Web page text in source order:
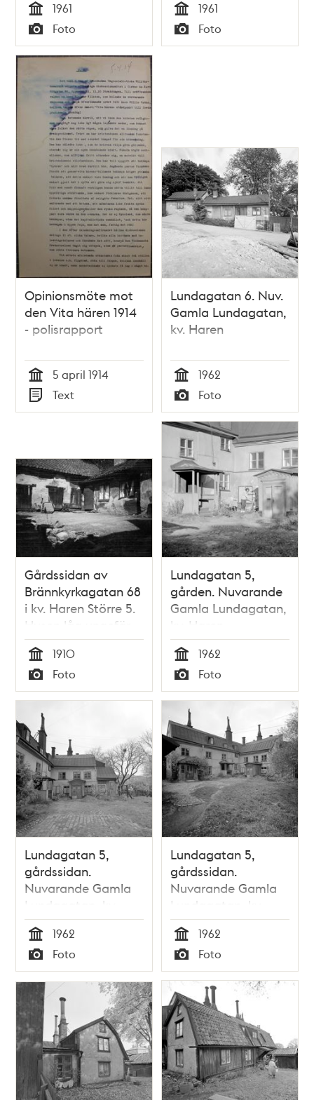
Tid
1961
Typ
Foto Tid
1961
Typ
Foto
Opinionsmöte mot
den Vita hären 1914
- polisrapport
Tid
5 april 1914
Typ
Text
Lundagatan 6. Nuv.
Gamla Lundagatan,
kv. Haren
Tid
1962
Typ
Foto
Gårdssidan av
Brännkyrkagatan 68
i kv. Haren Större 5.
Husen låg ungefär
vid nuvarande
Bysistäppan, mellan
kv. Haren och
Leporiden
Tid
1910
Typ
Foto
Lundagatan 5,
gården. Nuvarande
Gamla Lundagatan,
kv. Haren
Tid
1962
Typ
Foto
Lundagatan 5,
gårdssidan.
Nuvarande Gamla
Lundagatan, kv.
Haren
Tid
1962
Typ
Foto
Lundagatan 5,
gårdssidan.
Nuvarande Gamla
Lundagatan, kv.
Haren
Tid
1962
Typ
Foto